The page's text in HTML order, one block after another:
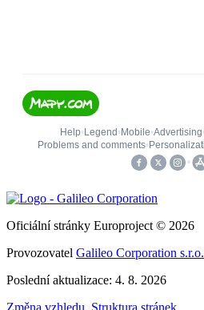
Oficiální stránky Europroject © 2026
Provozovatel Galileo Corporation s.r.o.
Poslední aktualizace: 4. 8. 2026